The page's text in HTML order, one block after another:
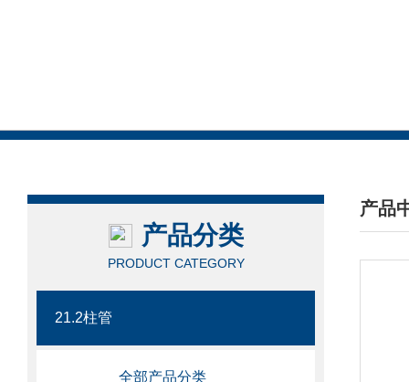
产品分类
PRODUCT CATEGORY
21.2柱管
全部产品分类
产品
/